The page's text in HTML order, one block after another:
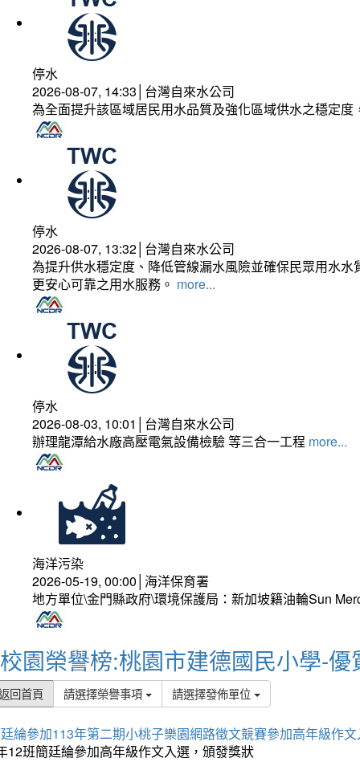
停水
2026-08-07, 14:33│台灣自來水公司
為全面提升該區域居民用水品質及強化區域供水之穩定
停水
2026-08-07, 13:32│台灣自來水公司
為提升供水穩定度、降低管線漏水風險並確保民眾用水
更安心可靠之用水服務。 more...
停水
2026-08-03, 10:01│台灣自來水公司
辦理龍潭給水廠高壓電氣設備檢驗 等三合一工程 more...
海洋污染
2026-05-19, 00:00│海洋保育署
地方單位\金門縣政府\環境保護局：新加坡籍油輪Sun
校園榮譽榜:桃園市建德國民小學-優
回首頁 請選擇榮譽事項 請選擇發佈單位
綸參加113年第二期小桃子樂園網路徵文競賽參加高年級作
12班簡廷綸參加高年級作文入選，頒發獎狀